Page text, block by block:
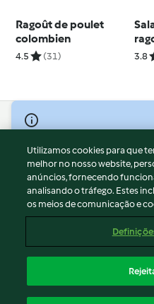
Ragoût de poulet
colombien
4.5 (31) 3.8
© Copyright 2026
Termos de Utilização
Aviso sobre Proteção de Dados
Aviso
Apoio legal
Conteúdo do relatório
Declaração de acessibilidade
Utilizamos cookies para que
melhor no nosso website,
anúncios, fornecendo
analisando o tráfego. Estes
os meios de comunicação e